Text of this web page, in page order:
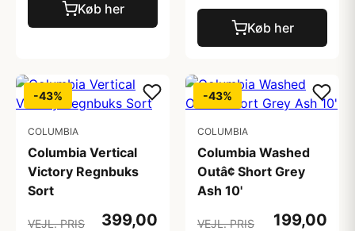
Køb her
Køb her
-43%
COLUMBIA
Columbia Vertical
Victory Regnbuks
Sort
VEJL. PRIS
399,00
-43%
COLUMBIA
Columbia Washed
Outâ¢ Short Grey
Ash 10'
VEJL. PRIS
199,00